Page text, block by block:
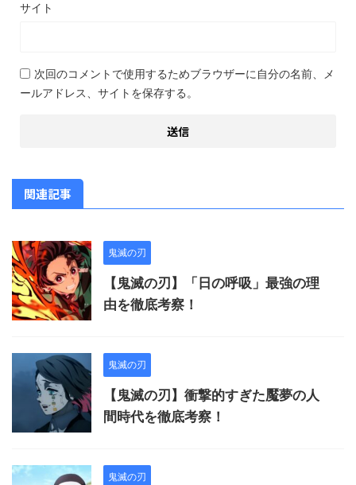
サイト
次回のコメントで使用するためブラウザーに自分の名前、メ
ールアドレス、サイトを保存する。
関連記事
鬼滅の刃
【鬼滅の刃】「日の呼吸」最強の理
由を徹底考察！
鬼滅の刃
【鬼滅の刃】衝撃的すぎた魘夢の人
間時代を徹底考察！
鬼滅の刃